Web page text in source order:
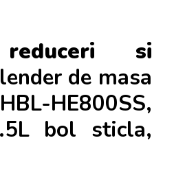
si
de masa
HE800SS,
bol sticla,